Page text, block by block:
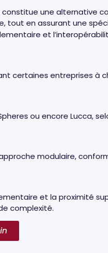
une alternative
tout en assurant une
et
certaines entreprises à
ou encore Lucca,
modulaire,
et la proximité
complexité.